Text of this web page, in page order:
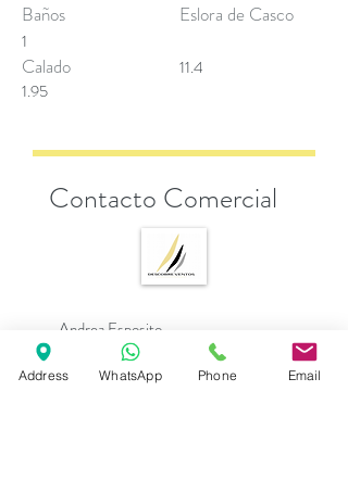
Baños
1
Calado
Eslora de Casco
11.4
1.95
Contacto Comercial
Andrea Esposito
sales@descobreventos.pt
Address WhatsApp Phone Email